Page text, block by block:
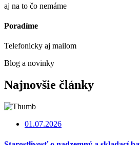
aj na to čo nemáme
Poradíme
Telefonicky aj mailom
Blog a novinky
Najnovšie články
01.07.2026